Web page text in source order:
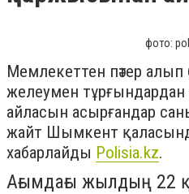
фото:
Мемлекеттен пәтер алып
желеумен
айласын асырғандар
жайт Шымкент
хабарлайды Polisia.kz.
Ағымдағы жылдың 22